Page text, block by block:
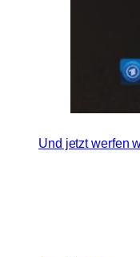
Und jetzt werfen